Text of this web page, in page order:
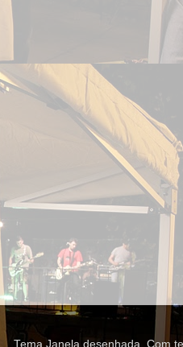
Tema Janela desenhada. Com